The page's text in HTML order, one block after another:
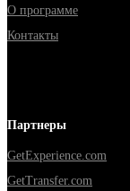
О программе
Контакты
Партнеры
GetExperience.com
GetTransfer.com